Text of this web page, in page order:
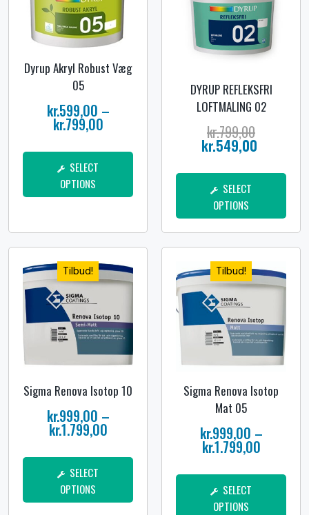
Dyrup Akryl Robust Væg
05
kr.599,00 –
kr.799,00
SELECT
OPTIONS
DYRUP REFLEKSFRI
LOFTMALING 02
kr.799,00
kr.549,00
SELECT
OPTIONS
Tilbud!
Sigma Renova Isotop 10
kr.999,00 –
kr.1.799,00
SELECT
OPTIONS
Tilbud!
Sigma Renova Isotop
Mat 05
kr.999,00 –
kr.1.799,00
SELECT
OPTIONS